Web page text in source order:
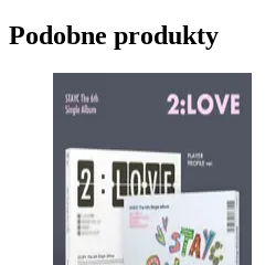
Podobne produkty